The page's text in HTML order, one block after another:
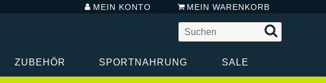
MEIN KONTO MEIN WARENKORB
ZUBEHÖR SPORTNAHRUNG SALE